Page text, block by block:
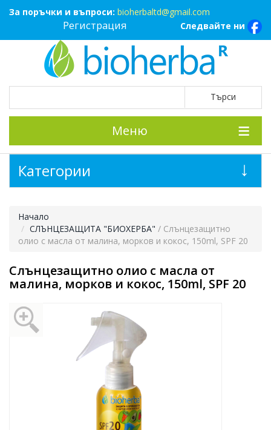
За поръчки и въпроси: bioherbaltd@gmail.com
Следвайте ни
Регистрация
Меню
Начало
СЛЪНЦЕЗАЩИТА "БИОХЕРБА" / Слънцезащитно
олио с масла от малина, морков и кокос, 150ml, SPF 20
Слънцезащитно олио с масла от
малина, морков и кокос, 150ml, SPF 20
Категории